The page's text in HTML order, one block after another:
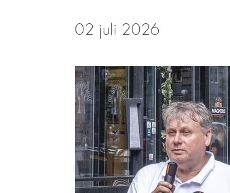
02 juli 2026